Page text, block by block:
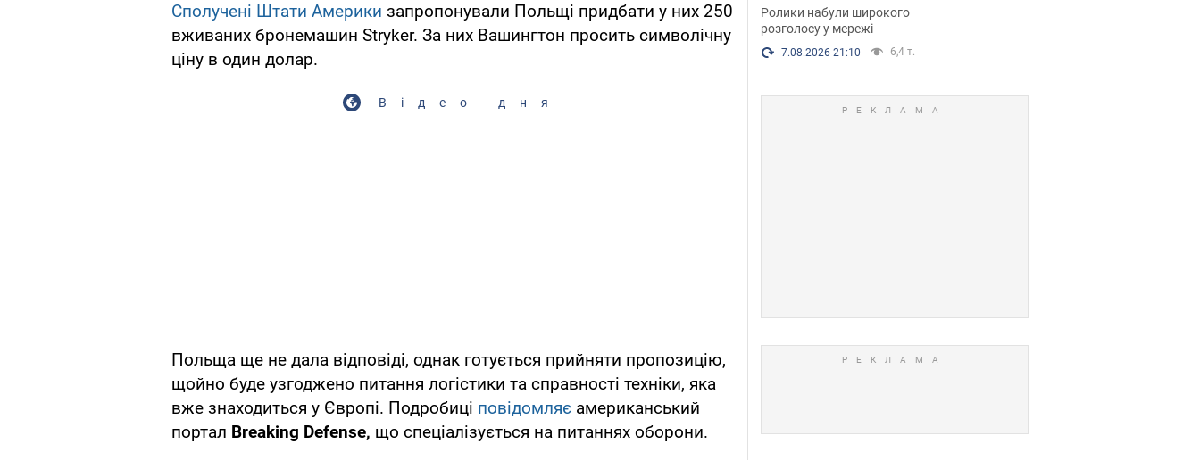
Сполучені Штати Америки запропонували Польщі придбати у них 250
вживаних бронемашин Stryker. За них Вашингтон просить символічну
ціну в один долар.
Відео дня
Польща ще не дала відповіді, однак готується прийняти пропозицію,
щойно буде узгоджено питання логістики та справності техніки, яка
вже знаходиться у Європі. Подробиці повідомляє американський
портал Breaking Defense, що спеціалізується на питаннях оборони.
покарали. Відео
Ролики набули широкого
розголосу у мережі
7.08.2026 21:10 6,4 т.